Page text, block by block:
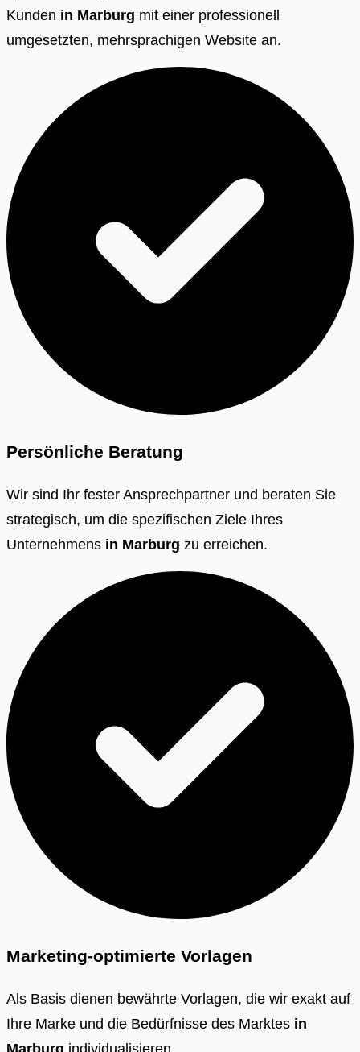
Kunden in Marburg mit einer professionell
umgesetzten, mehrsprachigen Website an.
Persönliche Beratung
Wir sind Ihr fester Ansprechpartner und beraten Sie
strategisch, um die spezifischen Ziele Ihres
Unternehmens in Marburg zu erreichen.
Marketing-optimierte Vorlagen
Als Basis dienen bewährte Vorlagen, die wir exakt auf
Ihre Marke und die Bedürfnisse des Marktes in
Marburg individualisieren.